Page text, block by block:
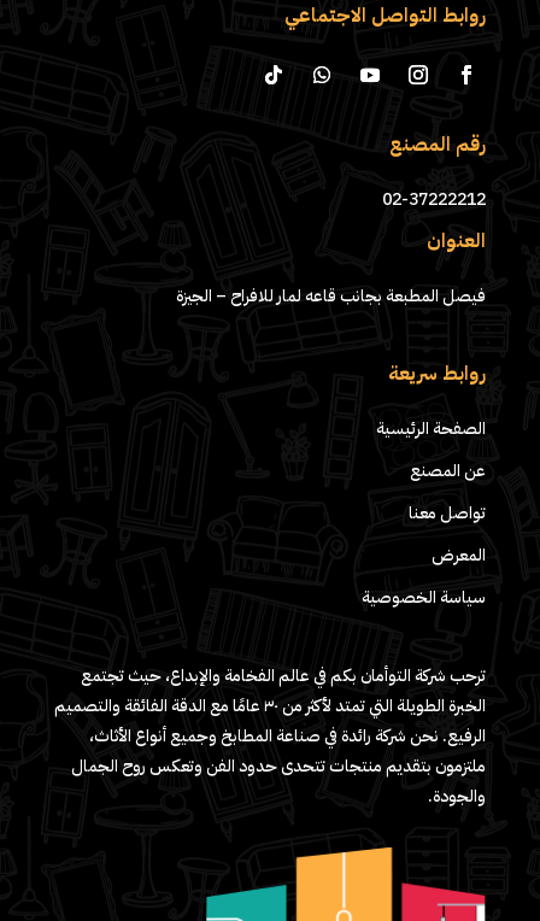
روابط التواصل الاجتماعي
رقم المصنع
02-37222212
العنوان
فيصل المطبعة بجانب قاعه لمار للافراح – الجيزة
روابط سريعة
الصفحة الرئيسية
عن المصنع
تواصل معنا
المعرض
سياسة الخصوصية
ترحب شركة التوأمان بكم في عالم الفخامة والإبداع، حيث تجتمع
الخبرة الطويلة التي تمتد لأكثر من ٣٠ عامًا مع الدقة الفائقة والتصميم
الرفيع. نحن شركة رائدة في صناعة المطابخ وجميع أنواع الأثاث،
ملتزمون بتقديم منتجات تتحدى حدود الفن وتعكس روح الجمال
والجودة.